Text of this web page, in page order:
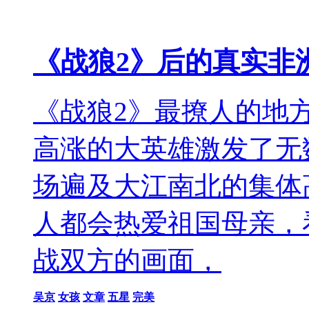
《战狼2》后的真实非
《战狼2》最撩人的
高涨的大英雄激发了
场遍及大江南北的集
人都会热爱祖国母亲
战双方的画面，
吴京 女孩 文章 五星 完美